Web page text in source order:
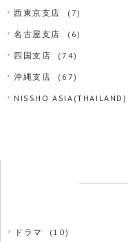
西東京支店 (7)
名古屋支店 (6)
四国支店 (74)
沖縄支店 (67)
NISSHO ASIA(THAILAND)
ドラマ (10)